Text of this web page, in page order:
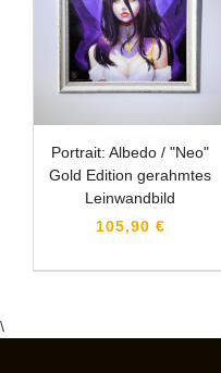
Portrait: Albedo / "Neo"
Gold Edition gerahmtes
Leinwandbild
105,90 €
\